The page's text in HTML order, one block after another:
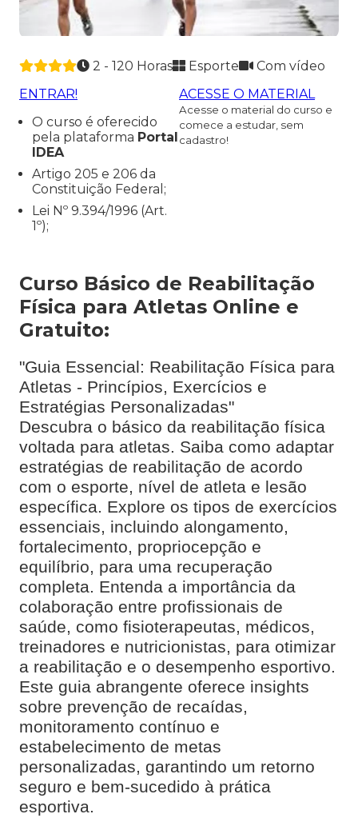
2 - 120 Horas Esporte
Com vídeo
ENTRAR!
O curso é oferecido
pela plataforma Portal
IDEA
Artigo 205 e 206 da
Constituição Federal;
Lei Nº 9.394/1996 (Art.
1º);
ACESSE O MATERIAL
Acesse o material do curso e
comece a estudar, sem
cadastro!
Curso Básico de Reabilitação
Física para Atletas Online e
Gratuito:
"Guia Essencial: Reabilitação Física para
Atletas - Princípios, Exercícios e
Estratégias Personalizadas"
Descubra o básico da reabilitação física
voltada para atletas. Saiba como adaptar
estratégias de reabilitação de acordo
com o esporte, nível de atleta e lesão
específica. Explore os tipos de exercícios
essenciais, incluindo alongamento,
fortalecimento, propriocepção e
equilíbrio, para uma recuperação
completa. Entenda a importância da
colaboração entre profissionais de
saúde, como fisioterapeutas, médicos,
treinadores e nutricionistas, para otimizar
a reabilitação e o desempenho esportivo.
Este guia abrangente oferece insights
sobre prevenção de recaídas,
monitoramento contínuo e
estabelecimento de metas
personalizadas, garantindo um retorno
seguro e bem-sucedido à prática
esportiva.